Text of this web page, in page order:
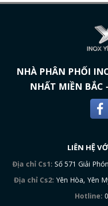
NHÀ PHÂN PHỐI
NHẤT MIỀN BẮC
LIÊN HỆ
Địa chỉ Cs1: Số 571 Giải
Địa chỉ Cs2: Yên Hòa, Yên
Hotline: